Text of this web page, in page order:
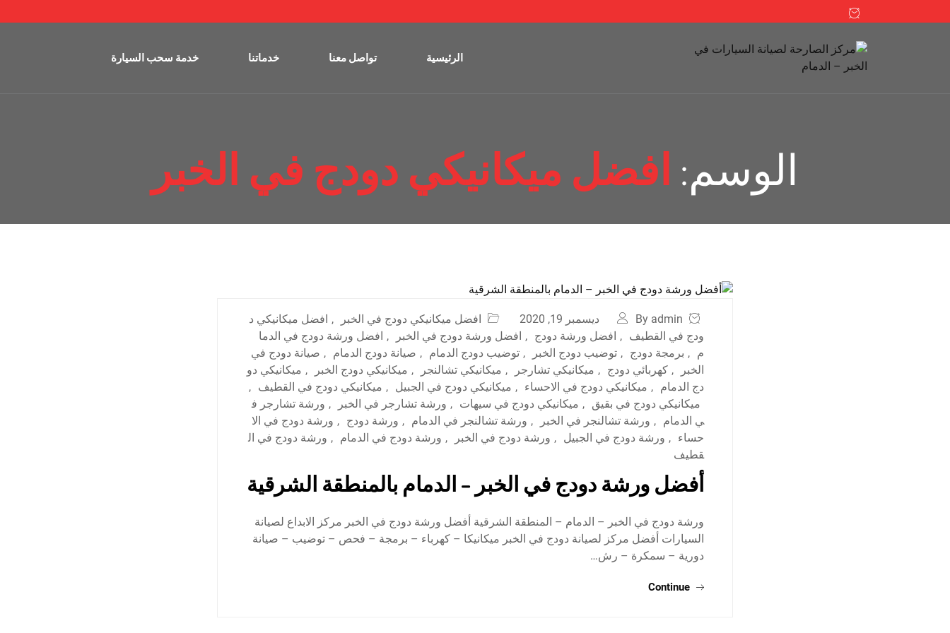
الرئيسية تواصل معنا خدماتنا خدمة سحب السيارة
الوسم: افضل ميكانيكي دودج في الخبر
By admin ديسمبر 19, 2020 افضل ميكانيكي دودج في الخبر , افضل ميكانيكي د
ودج في القطيف , افضل ورشة دودج , افضل ورشة دودج في الخبر , افضل ورشة دودج في الدما
م , برمجة دودج , توضيب دودج الخبر , توضيب دودج الدمام , صيانة دودج الدمام , صيانة دودج في
الخبر
, كهربائي دودج , ميكانيكي تشارجر , ميكانيكي تشالنجر , ميكانيكي دودج الخبر , ميكانيكي دو
دج الدمام , ميكانيكي دودج في الاحساء , ميكانيكي دودج في الجبيل , ميكانيكي دودج في القطيف ,
ميكانيكي دودج في بقيق , ميكانيكي دودج في سيهات , ورشة تشارجر في الخبر , ورشة تشارجر ف
ي الدمام , ورشة تشالنجر في الخبر , ورشة تشالنجر في الدمام , ورشة دودج , ورشة دودج في الا
حساء , ورشة دودج في الجبيل , ورشة دودج في الخبر , ورشة دودج في الدمام , ورشة دودج في ال
قطيف
أفضل ورشة دودج في الخبر – الدمام بالمنطقة الشرقية
ورشة دودج في الخبر – الدمام – المنطقة الشرقية أفضل ورشة دودج في الخبر مركز الابداع لصيانة
السيارات أفضل مركز لصيانة دودج في الخبر ميكانيكا – كهرباء – برمجة – فحص – توضيب – صيانة
دورية – سمكرة – رش…
Continue